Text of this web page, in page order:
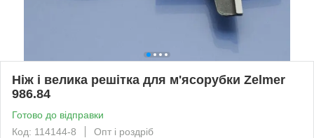
Ніж і велика решітка для м'ясорубки Zelmer
986.84
Готово до відправки
Код: 114144-8
Опт і роздріб